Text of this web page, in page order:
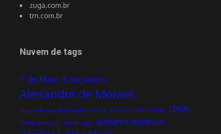
zuga.com.br
trn.com.br
Nuvem de tags
1º de Maio 8 de janeiro
Alexandre de Moraes
aluguel de vaga de garagem Canva Chiara Corbella Petrillo CPMI
Davide Giovanni Dia dos pais domania domínios